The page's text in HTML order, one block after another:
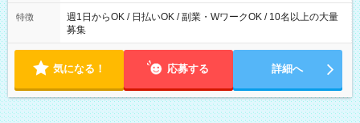
特徴
週1日からOK / 日払いOK / 副業・WワークOK / 10名以上の大量
募集
気になる！ 応募する 詳細へ